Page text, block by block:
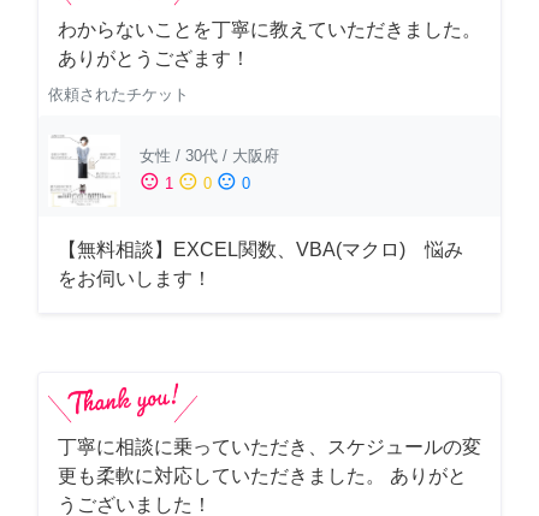
わからないことを丁寧に教えていただきました。
ありがとうござます！
依頼されたチケット
女性 / 30代 / 大阪府
sentiment_satisfied 1 sentiment_neutral 0 sentiment_dissatisfied 0
【無料相談】EXCEL関数、VBA(マクロ) 悩み
をお伺いします！
丁寧に相談に乗っていただき、スケジュールの変
更も柔軟に対応していただきました。 ありがと
うございました！